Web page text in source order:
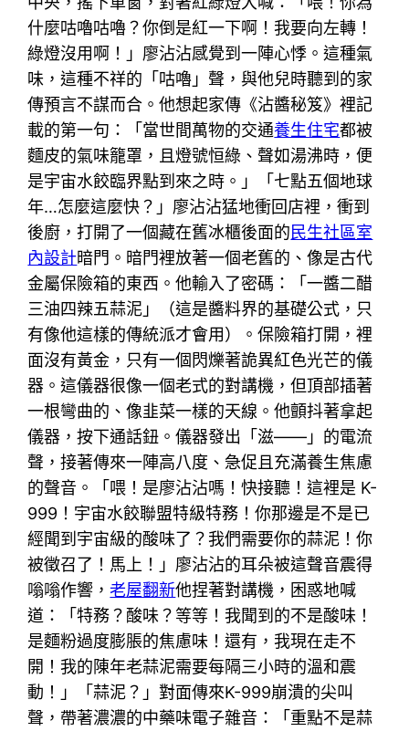
什麼咕嚕咕嚕？你倒是紅一下啊！我要向左轉！
綠燈沒用啊！」廖沾沾感覺到一陣心悸。這種氣
味，這種不祥的「咕嚕」聲，與他兒時聽到的家
傳預言不謀而合。他想起家傳《沾醬秘笈》裡記
載的第一句：「當世間萬物的交通養生住宅都被
麵皮的氣味籠罩，且燈號恒綠、聲如湯沸時，便
是宇宙水餃臨界點到來之時。」「七點五個地球
年…怎麼這麼快？」廖沾沾猛地衝回店裡，衝到
後廚，打開了一個藏在舊冰櫃後面的民生社區室
內設計暗門。暗門裡放著一個老舊的、像是古代
金屬保險箱的東西。他輸入了密碼：「一醬二醋
三油四辣五蒜泥」（這是醬料界的基礎公式，只
有像他這樣的傳統派才會用）。保險箱打開，裡
面沒有黃金，只有一個閃爍著詭異紅色光芒的儀
器。這儀器很像一個老式的對講機，但頂部插著
一根彎曲的、像韭菜一樣的天線。他顫抖著拿起
儀器，按下通話鈕。儀器發出「滋——」的電流
聲，接著傳來一陣高八度、急促且充滿養生焦慮
的聲音。「喂！是廖沾沾嗎！快接聽！這裡是 K-
999！宇宙水餃聯盟特級特務！你那邊是不是已
經聞到宇宙級的酸味了？我們需要你的蒜泥！你
被徵召了！馬上！」廖沾沾的耳朵被這聲音震得
嗡嗡作響， 老屋翻新他捏著對講機，困惑地喊
道：「特務？酸味？等等！我聞到的不是酸味！
是麵粉過度膨脹的焦慮味！還有，我現在走不
開！我的陳年老蒜泥需要每隔三小時的溫和震
動！」「蒜泥？」對面傳來K-999崩潰的尖叫
聲，帶著濃濃的中藥味電子雜音：「重點不是蒜